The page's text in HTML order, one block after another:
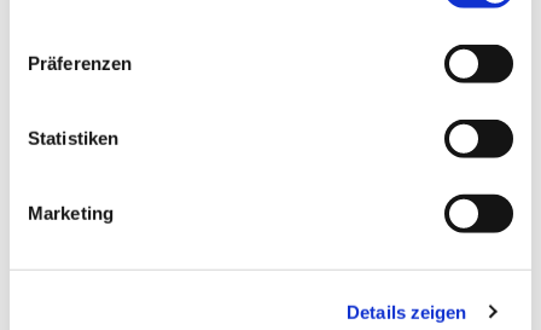
Präferenzen
Statistiken
Marketing
Details zeigen